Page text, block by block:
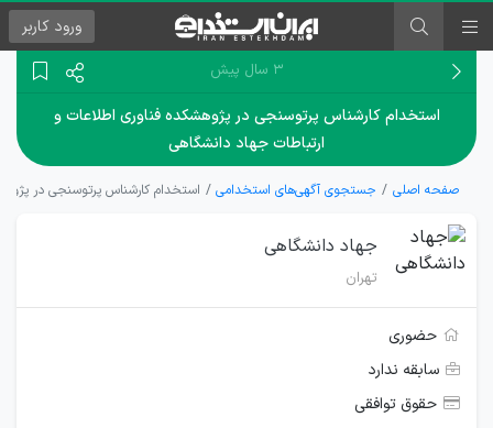
ورود کاربر
۳ سال پیش
استخدام کارشناس پرتوسنجی در پژوهشکده فناوری اطلاعات و
ارتباطات جهاد دانشگاهی
صفحه اصلی جستجوی آگهی‌های استخدامی استخدام کارشناس پرتوسنجی در
جهاد دانشگاهی
تهران
حضوری
سابقه ندارد
حقوق توافقی